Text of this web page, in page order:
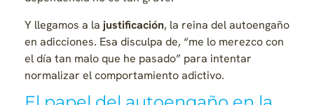
Y llegamos a la justificación, la reina del autoengaño
en adicciones. Esa disculpa de, “me lo merezco con
el día tan malo que he pasado” para intentar
normalizar el comportamiento adictivo.